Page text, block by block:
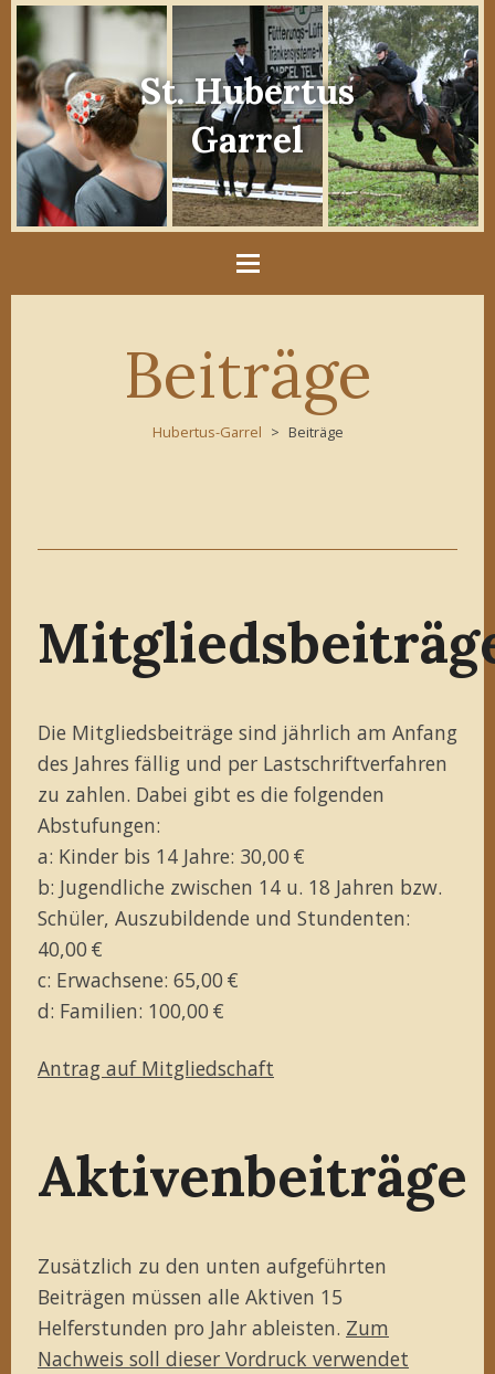
St. Hubertus
Garrel
Beiträge
Hubertus-Garrel Beiträge
Die Mitgliedsbeiträge sind jährlich am Anfang
des Jahres fällig und per Lastschriftverfahren
zu zahlen. Dabei gibt es die folgenden
Abstufungen:
a: Kinder bis 14 Jahre: 30,00 €
b: Jugendliche zwischen 14 u. 18 Jahren bzw.
Schüler, Auszubildende und Stundenten:
40,00 €
c: Erwachsene: 65,00 €
d: Familien: 100,00 €
Antrag auf Mitgliedschaft
Aktivenbeiträge
Zusätzlich zu den unten aufgeführten
Beiträgen müssen alle Aktiven 15
Helferstunden pro Jahr ableisten. Zum
Nachweis soll dieser Vordruck verwendet